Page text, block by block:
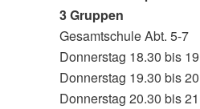
3 Gruppen
Gesamtschule Abt. 5-7
Donnerstag 18.30 bis
Donnerstag 19.30 bis
Donnerstag 20.30 bis